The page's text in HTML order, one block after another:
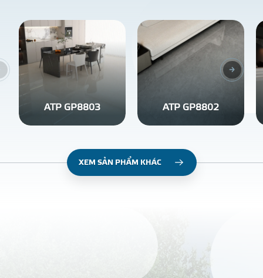
ATP GP8803 ATP GP8802
XEM SẢN PHẨM KHÁC